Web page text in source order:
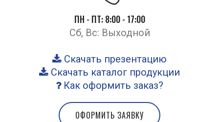
ПН - ПТ: 8:00 - 17:00
Сб, Вс: Выходной
Скачать презентацию
Скачать каталог продукции
Как оформить заказ?
ОФОРМИТЬ ЗАЯВКУ